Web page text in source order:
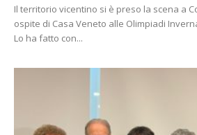
Il territorio vicentino si è preso la scena a
ospite di Casa Veneto alle Olimpiadi
Lo ha fatto con...